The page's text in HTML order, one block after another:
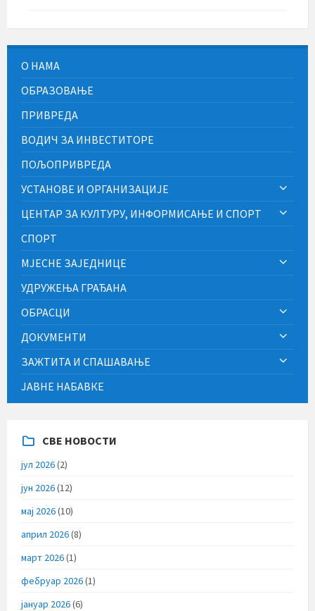
О НАМА
ОБРАЗОВАЊЕ
ПРИВРЕДА
ВОДИЧ ЗА ИНВЕСТИТОРЕ
ПОЉОПРИВРЕДА
УСТАНОВЕ И ОРГАНИЗАЦИЈЕ
ЦЕНТАР ЗА КУЛТУРУ, ИНФОРМИСАЊЕ И СПОРТ
СПОРТ
МЈЕСНЕ ЗАЈЕДНИЦЕ
УДРУЖЕЊА ГРАЂАНА
ОБРАСЦИ
ДОКУМЕНТИ
ЗАЖТИТА И СПАШАВАЊЕ
ЈАВНЕ НАБАВКЕ
СВЕ НОВОСТИ
јул 2026(2)
јун 2026(12)
мај 2026(10)
април 2026(8)
март 2026(1)
фебруар 2026(1)
јануар 2026(6)